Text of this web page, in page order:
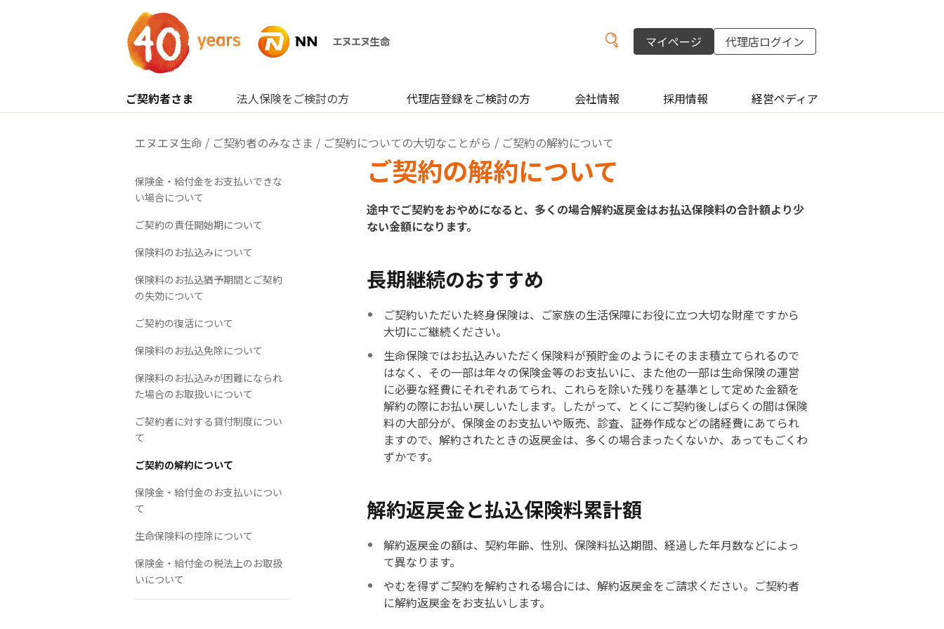
ご契約者さま 法人保険をご検討の方 代理店登録をご検討の方 会社情報 採用情報 経営ペディア
マイページ 代理店ログイン
エヌエヌ生命 / ご契約者のみなさま / ご契約についての大切なことがら / ご契約の解約について
ご契約の解約について
途中でご契約をおやめになると、多くの場合解約返戻金はお払込保険料の合計額より少
ない金額になります。
長期継続のおすすめ
ご契約いただいた終身保険は、ご家族の生活保障にお役に立つ大切な財産ですから
大切にご継続ください。
生命保険ではお払込みいただく保険料が預貯金のようにそのまま積立てられるので
はなく、その一部は年々の保険金等のお支払いに、また他の一部は生命保険の運営
に必要な経費にそれぞれあてられ、これらを除いた残りを基準として定めた金額を
解約の際にお払い戻しいたします。したがって、とくにご契約後しばらくの間は保険
料の大部分が、保険金のお支払いや販売、診査、証券作成などの諸経費にあてられ
ますので、解約されたときの返戻金は、多くの場合まったくないか、あってもごくわ
ずかです。
解約返戻金と払込保険料累計額
解約返戻金の額は、契約年齢、性別、保険料払込期間、経過した年月数などによっ
て異なります。
やむを得ずご契約を解約される場合には、解約返戻金をご請求ください。ご契約者
に解約返戻金をお支払いします。
保険金・給付金をお支払いできな
い場合について
ご契約の責任開始期について
保険料のお払込みについて
保険料のお払込猶予期間とご契約
の失効について
ご契約の復活について
保険料のお払込免除について
保険料のお払込みが困難になられ
た場合のお取扱いについて
ご契約者に対する貸付制度につい
て
ご契約の解約について
保険金・給付金のお支払いについ
て
生命保険料の控除について
保険金・給付金の税法上のお取扱
いについて